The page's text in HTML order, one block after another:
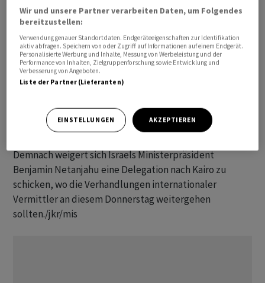
Millionen Barrel gestiegen sind. Analysten hatten im
Schnitt nur mit einem Zuwachs um 3,3 Millionen Barrel
gerechnet. Steigende Ölreserven in den USA belasten in
der Regel die Ölpreise.
Ein wenig gestützt werden die Ölpreise am Morgen
der Lage im Nahen Osten. Laut jüngsten
Medienberichten haben im Gaza-Krieg die Bemühungen
Demnach weigert sich Israels Ministerpräsident
Benjamin Netanjahu eine Delegation nach Kairo zu
schicken, wo die Verhandlungen internationaler
Vermittler an diesem Donnerstag weitergehen
sollten./jkr/mis
Wir und unsere Partner verarbeiten Daten, um Folgendes
bereitzustellen:
Verwendung genauer Standortdaten. Endgeräteeigenschaften zur Identifikation
aktiv abfragen. Speichern von oder Zugriff auf Informationen auf einem Endgerät.
Personalisierte Werbung und Inhalte, Messung von Werbeleistung und der
Performance von Inhalten, Zielgruppenforschung sowie Entwicklung und
Verbesserung von Angeboten.
Liste der Partner (Lieferanten)
EINSTELLUNGEN AKZEPTIEREN